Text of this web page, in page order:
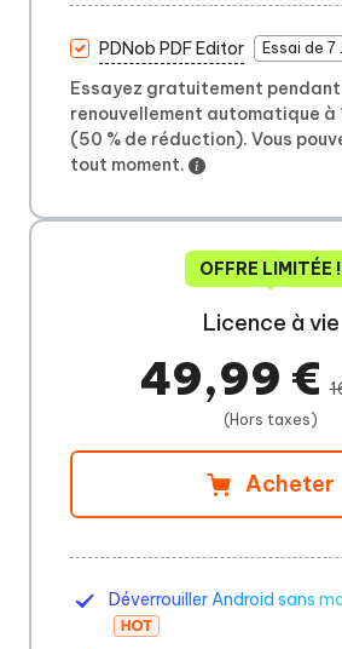
PDNob PDF Editor Essai de 7
Essayez gratuitement pendant
renouvellement automatique à
(50 % de réduction). Vous
tout moment.
OFFRE LIMITÉE !
Licence à vie
49,99 €
(Hors taxes)
Acheter
Déverrouiller Android sans